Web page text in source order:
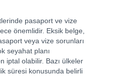
pasaport ve vize
önemlidir. Eksik belge,
veya vize sorunları
seyahat planı
iptal olabilir. Bazı ülkeler
süresi konusunda belirli